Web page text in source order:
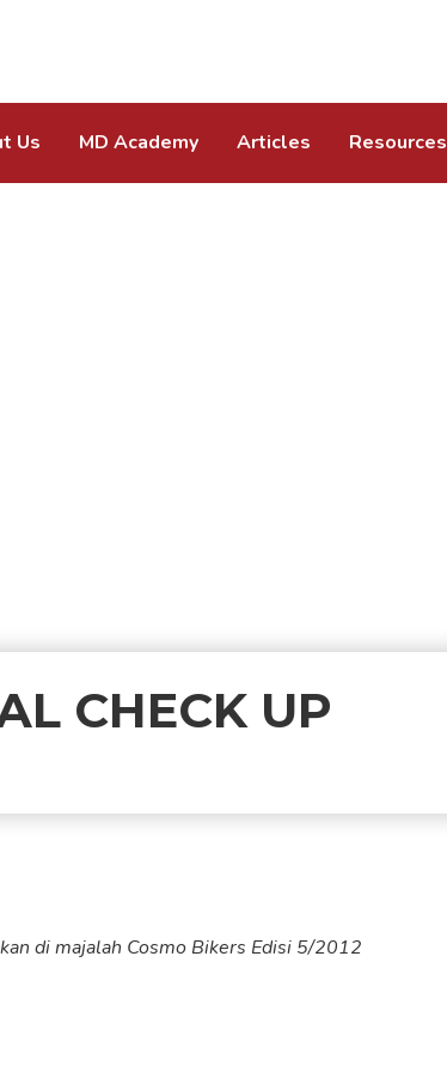
Us MD Academy Articles Resources
CHECK UP
di majalah Cosmo Bikers Edisi 5/2012